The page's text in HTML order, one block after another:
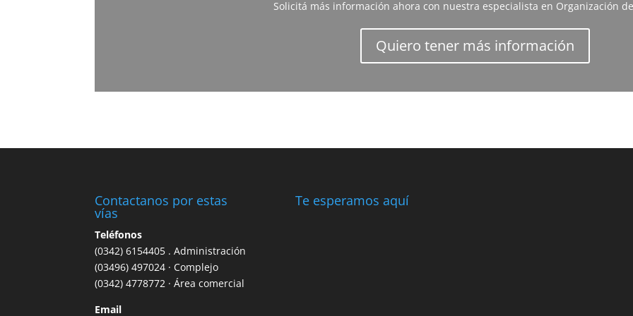
Solicitá más información ahora con nuestra especialista en Organización
Quiero tener más información
Contactanos por estas
vías
Teléfonos
(0342) 6154405 . Administración
(03496) 497024 · Complejo
(0342) 4778772 · Área comercial
Email
Te esperamos aquí